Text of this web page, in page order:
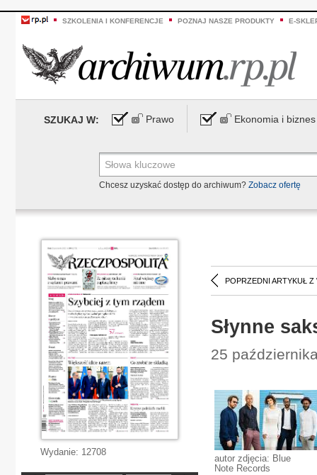
SZKOLENIA I KONFERENCJE POZNAJ NASZE PRODUKTY E-
SZUKAJ W: Prawo Ekonomia i biznes
Chcesz uzyskać dostęp do archiwum? Zobacz ofertę
POPRZEDNI ARTYKUŁ Z
Słynne
25
autor zdjęcia: Blue
Note Records
Wydanie: 12708